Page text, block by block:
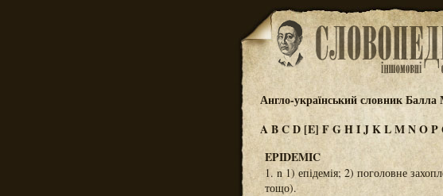
Англо-український словник Балла
ABCD [E] FGHIJKLMNOP
EPIDEMIC
1. n 1) епідемія; 2) поголовне
тощо).